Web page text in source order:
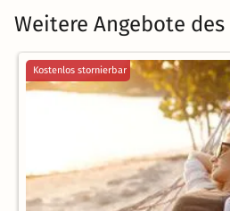
Weitere Angebote
Kostenlos stornierbar